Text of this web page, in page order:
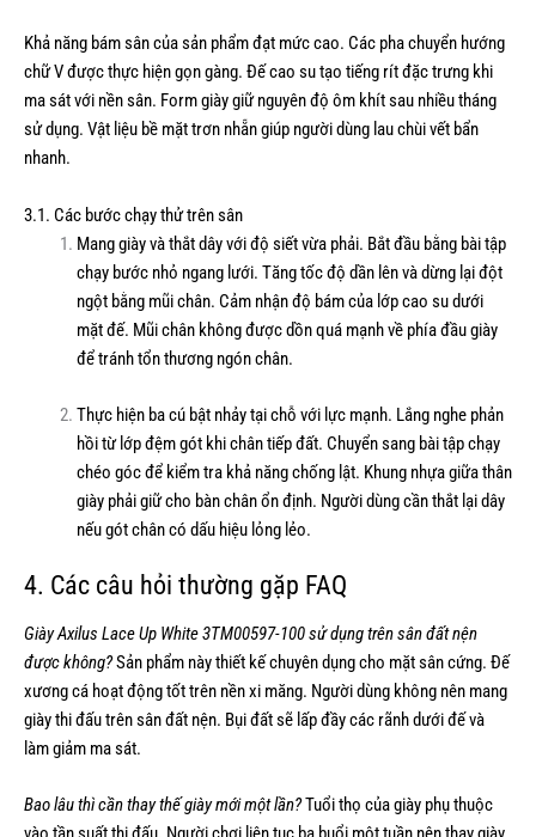
Khả năng bám sân của sản phẩm đạt mức cao. Các pha chuyển hướng
chữ V được thực hiện gọn gàng. Đế cao su tạo tiếng rít đặc trưng khi
ma sát với nền sân. Form giày giữ nguyên độ ôm khít sau nhiều tháng
sử dụng. Vật liệu bề mặt trơn nhẵn giúp người dùng lau chùi vết bẩn
nhanh.
3.1. Các bước chạy thử trên sân
Mang giày và thắt dây với độ siết vừa phải. Bắt đầu bằng bài tập
chạy bước nhỏ ngang lưới. Tăng tốc độ dần lên và dừng lại đột
ngột bằng mũi chân. Cảm nhận độ bám của lớp cao su dưới
mặt đế. Mũi chân không được dồn quá mạnh về phía đầu giày
để tránh tổn thương ngón chân.
Thực hiện ba cú bật nhảy tại chỗ với lực mạnh. Lắng nghe phản
hồi từ lớp đệm gót khi chân tiếp đất. Chuyển sang bài tập chạy
chéo góc để kiểm tra khả năng chống lật. Khung nhựa giữa thân
giày phải giữ cho bàn chân ổn định. Người dùng cần thắt lại dây
nếu gót chân có dấu hiệu lỏng lẻo.
4. Các câu hỏi thường gặp FAQ
Giày Axilus Lace Up White 3TM00597-100 sử dụng trên sân đất nện
được không?Sản phẩm này thiết kế chuyên dụng cho mặt sân cứng. Đế
xương cá hoạt động tốt trên nền xi măng. Người dùng không nên mang
giày thi đấu trên sân đất nện. Bụi đất sẽ lấp đầy các rãnh dưới đế và
làm giảm ma sát.
Bao lâu thì cần thay thế giày mới một lần?Tuổi thọ của giày phụ thuộc